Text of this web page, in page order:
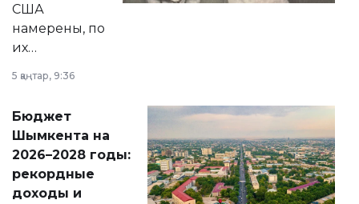
США
намерены, по
их
принести
народу
Венесуэлы.
5 қаңтар, 9:36
Бюджет
Шымкента на
2026–2028 годы:
рекордные
доходы и